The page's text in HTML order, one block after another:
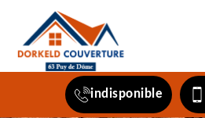
indisponible